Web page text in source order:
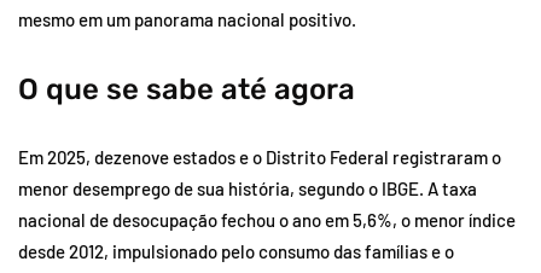
mesmo em um panorama nacional positivo.
O que se sabe até agora
Em 2025, dezenove estados e o Distrito Federal registraram o
menor desemprego de sua história, segundo o IBGE. A taxa
nacional de desocupação fechou o ano em 5,6%, o menor índice
desde 2012, impulsionado pelo consumo das famílias e o